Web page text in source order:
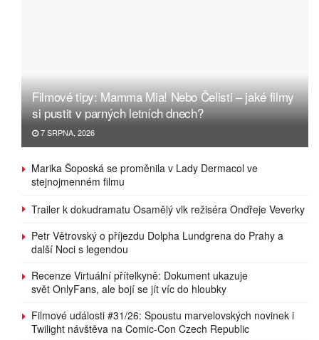
Filmové tipy: Mamma Mia! Nebo Čelisti – jaké filmy
si pustit v parných letních dnech?
7 SRPNA, 2026
Marika Šoposká se proměnila v Lady Dermacol ve
stejnojmenném filmu
Trailer k dokudramatu Osamělý vlk režiséra Ondřeje Veverky
Petr Větrovský o příjezdu Dolpha Lundgrena do Prahy a
další Noci s legendou
Recenze Virtuální přítelkyně: Dokument ukazuje
svět OnlyFans, ale bojí se jít víc do hloubky
Filmové události #31/26: Spoustu marvelovských novinek i
Twilight návštěva na Comic-Con Czech Republic